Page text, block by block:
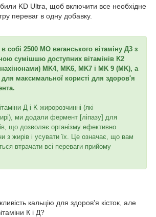
KD Ultra, щоб включити все необхідне
переваг в одну добавку.
собі 2500 MО веганського вітаміну Д3 з
сумішшю доступних вітамінів K2
MK4, MK6, MK7 і MK 9 (MK), а
для максимальної користі для здоров'я
Д і K жиророзчинні (які
ми додали фермент [ліпазу] для
що дозволяє організму ефективно
з жирів і усувати їх. Це означає, що вам
втрачати всі переваги прийому
кальцію для здоров'я кісток, але
К і Д?